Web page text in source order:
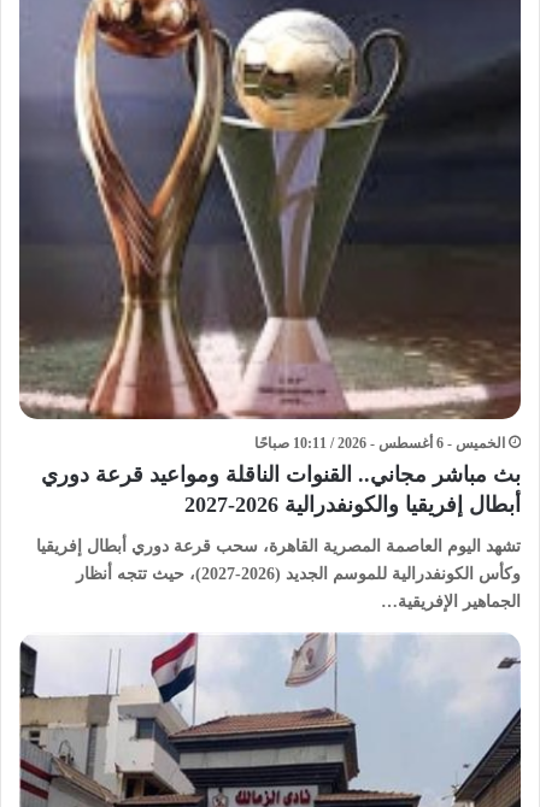
الخميس - 6 أغسطس - 2026 / 10:11 صباحًا
بث مباشر مجاني.. القنوات الناقلة ومواعيد قرعة دوري
أبطال إفريقيا والكونفدرالية 2026-2027
تشهد اليوم العاصمة المصرية القاهرة، سحب قرعة دوري أبطال إفريقيا
وكأس الكونفدرالية للموسم الجديد (2026-2027)، حيث تتجه أنظار
الجماهير الإفريقية…